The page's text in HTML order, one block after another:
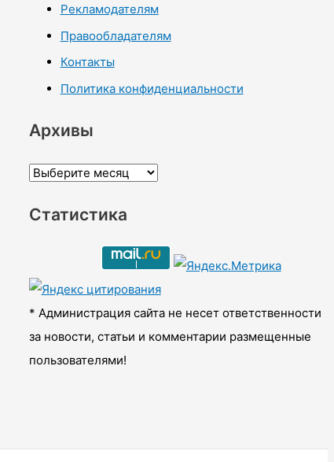
Рекламодателям
Правообладателям
Контакты
Политика конфиденциальности
Архивы
А
х
ы
Статистика
* Администрация сайта не несет ответственности
за новости, статьи и комментарии размещенные
пользователями!